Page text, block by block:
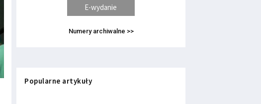
E-wydanie
Numery archiwalne >>
Popularne artykuły